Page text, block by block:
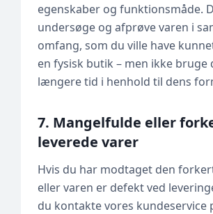
egenskaber og funktionsmåde.
undersøge og afprøve varen i
omfang, som du ville have
en fysisk butik – men ikke bruge
længere tid i henhold til dens
7. Mangelfulde eller
leverede varer
Hvis du har modtaget den
eller varen er defekt ved
du kontakte vores kundeservice